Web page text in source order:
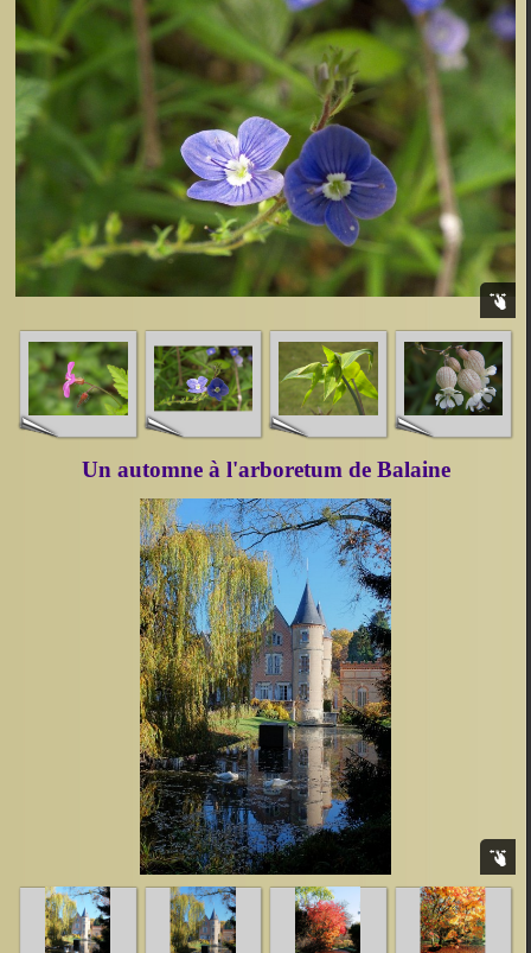
Un automne à l'arboretum de Balaine